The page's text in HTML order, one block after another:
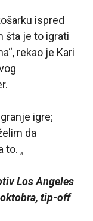
ispred
šta je to igrati
rekao je Kari
igre;
da
to. „
Los Angeles
tip-off